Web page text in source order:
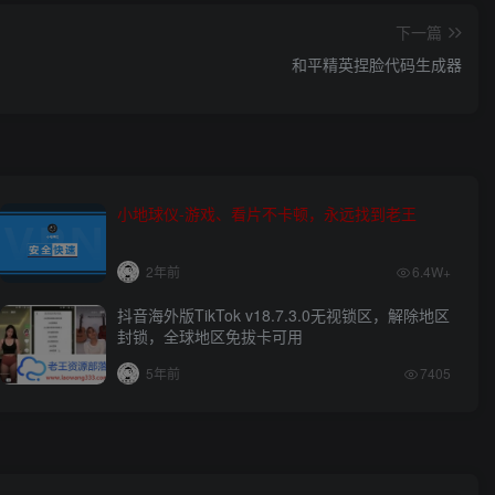
下一篇
和平精英捏脸代码生成器
小地球仪-游戏、看片不卡顿，永远找到老王
2年前 6.4W+
抖音海外版TikTok v18.7.3.0无视锁区，解除地区
封锁，全球地区免拔卡可用
5年前 7405